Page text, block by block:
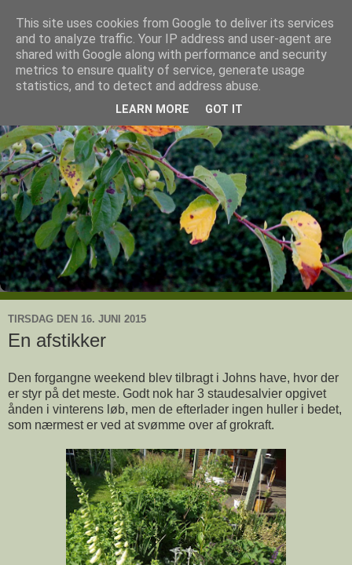
Ullas have
- en knoldesparkers betragtninger
TIRSDAG DEN 16. JUNI 2015
En afstikker
Den forgangne weekend blev tilbragt i Johns have, hvor der
er styr på det meste. Godt nok har 3 staudesalvier opgivet
ånden i vinterens løb, men de efterlader ingen huller i bedet,
som nærmest er ved at svømme over af grokraft.
This site uses cookies from Google to deliver its services
and to analyze traffic. Your IP address and user-agent are
shared with Google along with performance and security
metrics to ensure quality of service, generate usage
statistics, and to detect and address abuse.
LEARN MORE GOT IT